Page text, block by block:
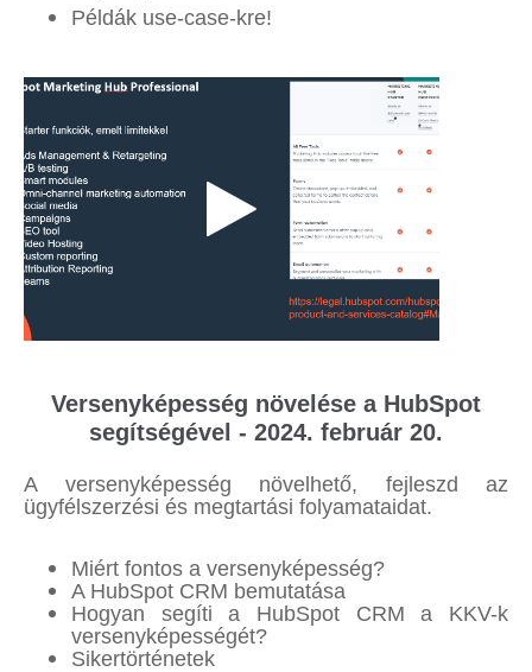
Példák use-case-kre!
Versenyképesség növelése a HubSpot
segítségével - 2024. február 20.
A versenyképesség növelhető, fejleszd az
ügyfélszerzési és megtartási folyamataidat.
Miért fontos a versenyképesség?
A HubSpot CRM bemutatása
Hogyan segíti a HubSpot CRM a KKV-k
versenyképességét?
Sikertörténetek